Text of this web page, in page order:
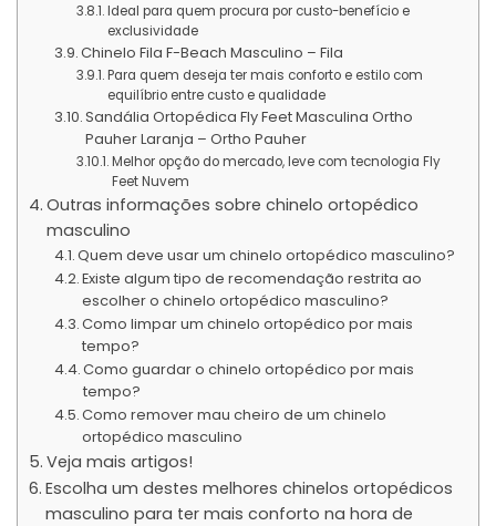
Ideal para quem procura por custo-benefício e
exclusividade
Chinelo Fila F-Beach Masculino – Fila
Para quem deseja ter mais conforto e estilo com
equilíbrio entre custo e qualidade
Sandália Ortopédica Fly Feet Masculina Ortho
Pauher Laranja – Ortho Pauher
Melhor opção do mercado, leve com tecnologia Fly
Feet Nuvem
Outras informações sobre chinelo ortopédico
masculino
Quem deve usar um chinelo ortopédico masculino?
Existe algum tipo de recomendação restrita ao
escolher o chinelo ortopédico masculino?
Como limpar um chinelo ortopédico por mais
tempo?
Como guardar o chinelo ortopédico por mais
tempo?
Como remover mau cheiro de um chinelo
ortopédico masculino
Veja mais artigos!
Escolha um destes melhores chinelos ortopédicos
masculino para ter mais conforto na hora de